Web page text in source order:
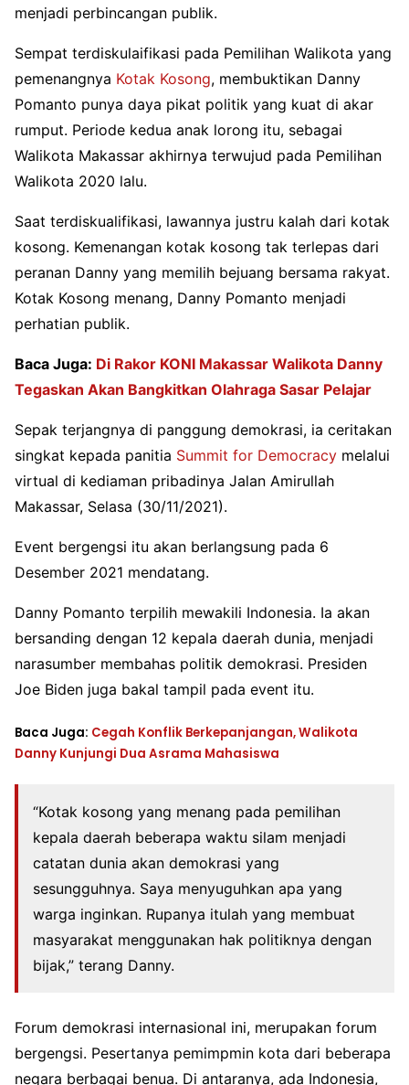
menjadi perbincangan publik.
Sempat terdiskulaifikasi pada Pemilihan Walikota yang
pemenangnya Kotak Kosong, membuktikan Danny
Pomanto punya daya pikat politik yang kuat di akar
rumput. Periode kedua anak lorong itu, sebagai
Walikota Makassar akhirnya terwujud pada Pemilihan
Walikota 2020 lalu.
Saat terdiskualifikasi, lawannya justru kalah dari kotak
kosong. Kemenangan kotak kosong tak terlepas dari
peranan Danny yang memilih bejuang bersama rakyat.
Kotak Kosong menang, Danny Pomanto menjadi
perhatian publik.
Baca Juga: Di Rakor KONI Makassar Walikota Danny
Tegaskan Akan Bangkitkan Olahraga Sasar Pelajar
Sepak terjangnya di panggung demokrasi, ia ceritakan
singkat kepada panitia Summit for Democracy melalui
virtual di kediaman pribadinya Jalan Amirullah
Makassar, Selasa (30/11/2021).
Event bergengsi itu akan berlangsung pada 6
Desember 2021 mendatang.
Danny Pomanto terpilih mewakili Indonesia. Ia akan
bersanding dengan 12 kepala daerah dunia, menjadi
narasumber membahas politik demokrasi. Presiden
Joe Biden juga bakal tampil pada event itu.
Baca Juga: Cegah Konflik Berkepanjangan, Walikota
Danny Kunjungi Dua Asrama Mahasiswa
“Kotak kosong yang menang pada pemilihan
kepala daerah beberapa waktu silam menjadi
catatan dunia akan demokrasi yang
sesungguhnya. Saya menyuguhkan apa yang
warga inginkan. Rupanya itulah yang membuat
masyarakat menggunakan hak politiknya dengan
bijak,” terang Danny.
Forum demokrasi internasional ini, merupakan forum
bergengsi. Pesertanya pemimpmin kota dari beberapa
negara berbagai benua. Di antaranya, ada Indonesia,